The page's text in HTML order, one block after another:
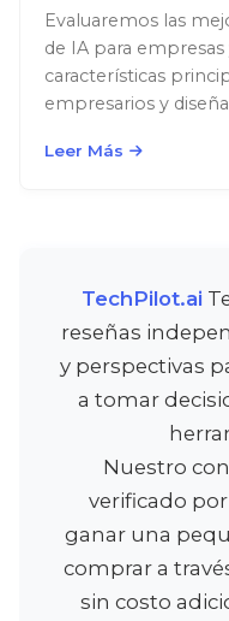
Evaluaremos las
de IA para
características
empresarios y
Leer Más
TechPilot.ai
reseñas
y perspectivas
a tomar
Nuestro
verificado
ganar una
comprar a
sin costo